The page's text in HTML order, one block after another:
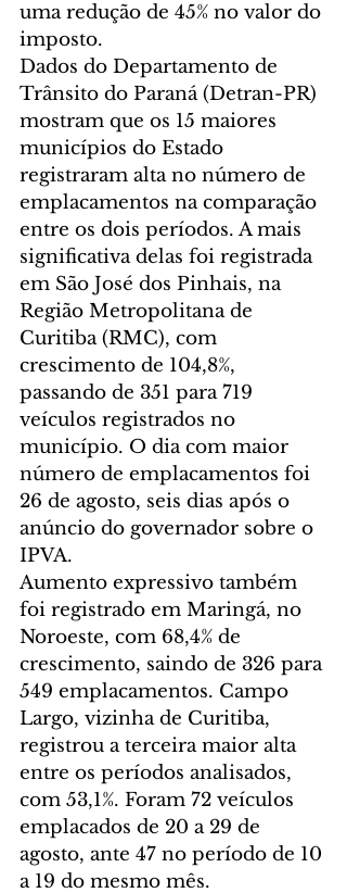
uma redução de 45% no valor do
imposto.
Dados do Departamento de
Trânsito do Paraná (Detran-PR)
mostram que os 15 maiores
municípios do Estado
registraram alta no número de
emplacamentos na comparação
entre os dois períodos. A mais
significativa delas foi registrada
em São José dos Pinhais, na
Região Metropolitana de
Curitiba (RMC), com
crescimento de 104,8%,
passando de 351 para 719
veículos registrados no
município. O dia com maior
número de emplacamentos foi
26 de agosto, seis dias após o
anúncio do governador sobre o
IPVA.
Aumento expressivo também
foi registrado em Maringá, no
Noroeste, com 68,4% de
crescimento, saindo de 326 para
549 emplacamentos. Campo
Largo, vizinha de Curitiba,
registrou a terceira maior alta
entre os períodos analisados,
com 53,1%. Foram 72 veículos
emplacados de 20 a 29 de
agosto, ante 47 no período de 10
a 19 do mesmo mês.